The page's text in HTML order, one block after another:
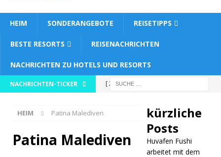
HEIM SONDERANGEBOTE REISETIPPS
BESTE RESORTS REISENACHRICHTEN
NACHRICHTEN ZU HOTELS UND RESORTS
NACHRICHTEN-TICKER
[ 26.
Huvafen
HEIM Patina Malediven
Patina Malediven
kürzliche
Posts
Huvafen Fushi
arbeitet mit dem